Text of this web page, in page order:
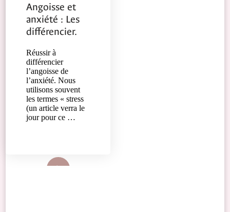
Angoisse et
anxiété : Les
différencier.
Réussir à
différencier
l’angoisse de
l’anxiété. Nous
utilisons souvent
les termes « stress
(un article verra le
jour pour ce …